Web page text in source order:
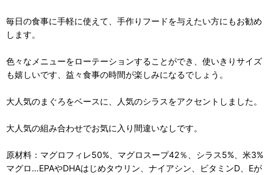
毎日の食事に手軽に使えて、手作りフードを与えたい方にもお勧め
します。
色々なメニューをローテーションすることができ、使いきりサイズ
も嬉しいです、益々食事の時間が楽しみになるでしょう。
大人気のまぐろをベースに、人気のシラスをアクセントしました。
大人気の組み合わせでお気に入り間違いなしです。
原材料：マグロフィレ50%、マグロスープ42％、シラス5%、米3%
マグロ…EPAやDHAはじめタウリン、ナイアシン、ビタミンD、Eが